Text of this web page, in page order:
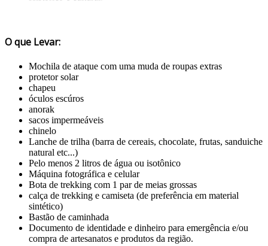
O que Levar:
Mochila de ataque com uma muda de roupas extras
protetor solar
chapeu
óculos escúros
anorak
sacos impermeáveis
chinelo
Lanche de trilha (barra de cereais, chocolate, frutas, sanduiche
natural etc...)
Pelo menos 2 litros de água ou isotônico
Máquina fotográfica e celular
Bota de trekking com 1 par de meias grossas
calça de trekking e camiseta (de preferência em material
sintético)
Bastão de caminhada
Documento de identidade e dinheiro para emergência e/ou
compra de artesanatos e produtos da região.